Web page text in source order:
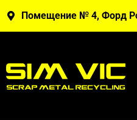
Помещение № 4, Форд